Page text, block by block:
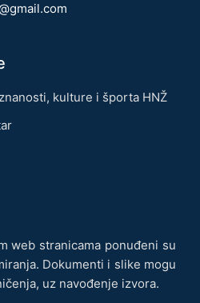
kulture i športa HNŽ
web stranicama ponuđeni su
Dokumenti i slike mogu
uz navođenje izvora.